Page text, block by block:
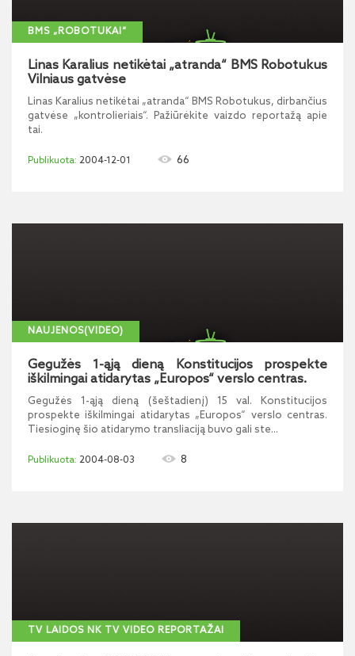
BMS „ROBOTUKAI“
Linas Karalius netikėtai „atranda“ BMS Robotukus
Vilniaus gatvėse
Linas Karalius netikėtai „atranda“ BMS Robotukus, dirbančius
gatvėse „kontrolieriais“. Pažiūrėkite vaizdo reportažą apie
tai.
2004-12-01 66
NAUJENOS(VIDEO)
Gegužės 1-ąją dieną Konstitucijos prospekte
iškilmingai atidarytas „Europos“ verslo centras.
Gegužės 1-ąją dieną (šeštadienį) 15 val. Konstitucijos
prospekte iškilmingai atidarytas „Europos“ verslo centras.
Tiesioginę šio atidarymo transliaciją buvo gali ste...
2004-08-03 8
TV LAIDOS NK TV VIDEO REPORTAŽAI